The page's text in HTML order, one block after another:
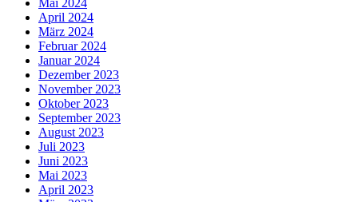
Mai 2024
April 2024
März 2024
Februar 2024
Januar 2024
Dezember 2023
November 2023
Oktober 2023
September 2023
August 2023
Juli 2023
Juni 2023
Mai 2023
April 2023